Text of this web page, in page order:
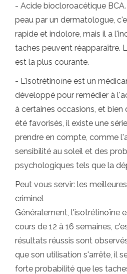
- Acide biocloroacétique
peau par un dermatologue,
rapide et indolore, mais il a
taches peuvent réapparaître.
est la plus courante.
- L'isotrétinoïne est un
développé pour remédier à
à certaines occasions, et bien
été favorisés, il existe une
prendre en compte, comme
sensibilité au soleil et des
psychologiques tels que la
Peut vous servir: les
criminel
Généralement, l'isotrétinoïne
cours de 12 à 16 semaines,
résultats réussis sont
que son utilisation s'arrête, il
forte probabilité que les